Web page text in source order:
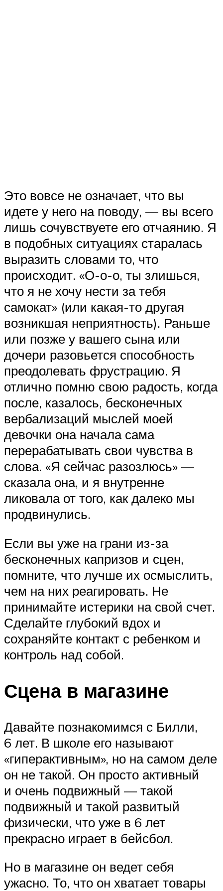
Это вовсе не означает, что вы
идете у него на поводу, — вы всего
лишь сочувствуете его отчаянию. Я
в подобных ситуациях старалась
выразить словами то, что
происходит. «О-о-о, ты злишься,
что я не хочу нести за тебя
самокат» (или какая-то другая
возникшая неприятность). Раньше
или позже у вашего сына или
дочери разовьется способность
преодолевать фрустрацию. Я
отлично помню свою радость, когда
после, казалось, бесконечных
вербализаций мыслей моей
девочки она начала сама
перерабатывать свои чувства в
слова. «Я сейчас разозлюсь» —
сказала она, и я внутренне
ликовала от того, как далеко мы
продвинулись.
Если вы уже на грани из-за
бесконечных капризов и сцен,
помните, что лучше их осмыслить,
чем на них реагировать. Не
принимайте истерики на свой счет.
Сделайте глубокий вдох и
сохраняйте контакт с ребенком и
контроль над собой.
Сцена в магазине
Давайте познакомимся с Билли,
6 лет. В школе его называют
«гиперактивным», но на самом деле
он не такой. Он просто активный
и очень подвижный — такой
подвижный и такой развитый
физически, что уже в 6 лет
прекрасно играет в бейсбол.
Но в магазине он ведет себя
ужасно. То, что он хватает товары